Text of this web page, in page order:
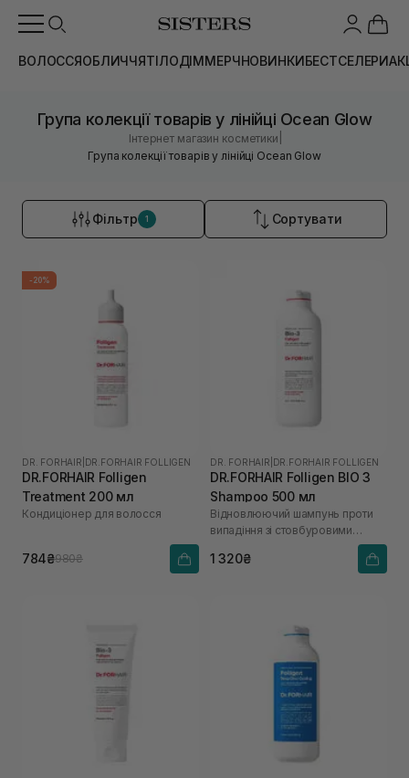
ВОЛОССЯОБЛИЧЧЯТІЛОДІММЕРЧНОВИНКИБЕСТСЕЛЕРИ
Група колекції товарів у лінійці Ocean Glow
Інтернет магазин косметики
Група колекції товарів у лінійці Ocean Glow
Фільтр 1 Сортувати
-20%
DR. FORHAIR DR.FORHAIR FOLLIGEN
DR.FORHAIR Folligen
Treatment 200 мл
Кондиціонер для волосся
784₴980₴
DR. FORHAIR DR.FORHAIR FOLLIGEN
DR.FORHAIR Folligen BIO 3
Shampoo 500 мл
Відновлюючий шампунь проти
випадіння зі стовбуровими
1 320₴